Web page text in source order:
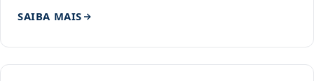
SAIBA MAIS